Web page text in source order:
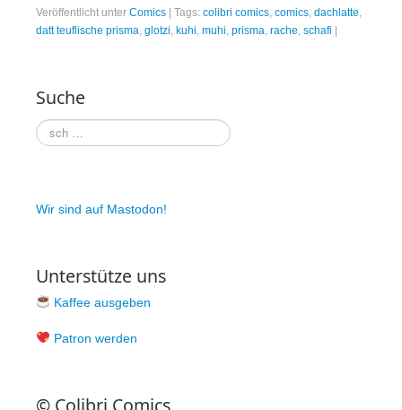
Veröffentlicht unter Comics Tags: colibri comics, comics, dachlatte,
datt teuflische prisma, glotzi, kuhi, muhi, prisma, rache, schafi
Suche
Wir sind auf Mastodon!
Unterstütze uns
Kaffee ausgeben
Patron werden
© Colibri Comics